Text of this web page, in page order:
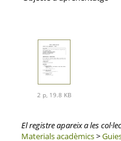
2 p, 19.8 KB
El registre apareix a les
Materials acadèmics>